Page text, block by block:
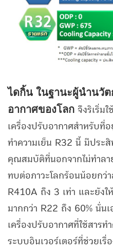
ไดกิ้น ในฐานะผู้นำนวั
อากาศของโลก จึงริเริ่ม
เครื่องปรับอากาศสำหรับที่
ทำความเย็น R32 นี้ มีประ
คุณสมบัติที่นอกจากไม่ทำลา
ทบต่อภาวะโลกร้อนน้อยกว่
R410A ถึง 3 เท่า และยังใ
มากกว่า R22 ถึง 60% นั่น
เครื่องปรับอากาศที่ใช้สาร
ระบบอินเวอร์เตอร์ที่ช่วยเรื่